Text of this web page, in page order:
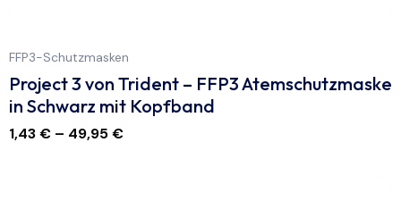
FFP3-Schutzmasken
Project 3 von Trident – FFP3 Atemschutzmaske
in Schwarz mit Kopfband
1,43€ – 49,95€